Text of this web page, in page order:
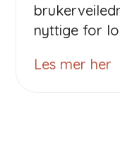
nyttige for
Les mer her